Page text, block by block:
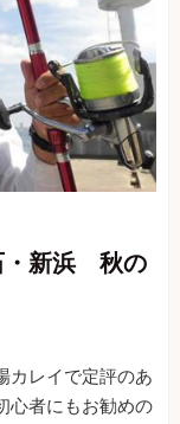
・新浜 秋の
カレイで定評のあ
心者にもお勧めの